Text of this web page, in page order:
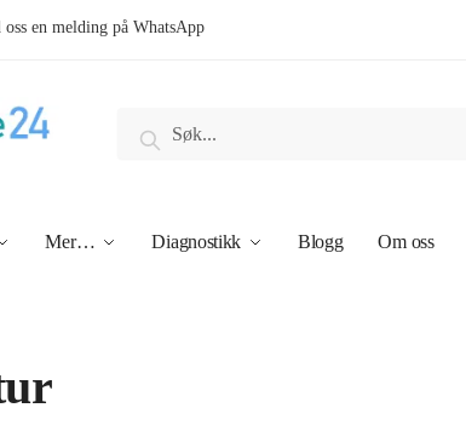
oss en melding på WhatsApp
etter:
Søk
Mer… Diagnostikk Blogg Om oss